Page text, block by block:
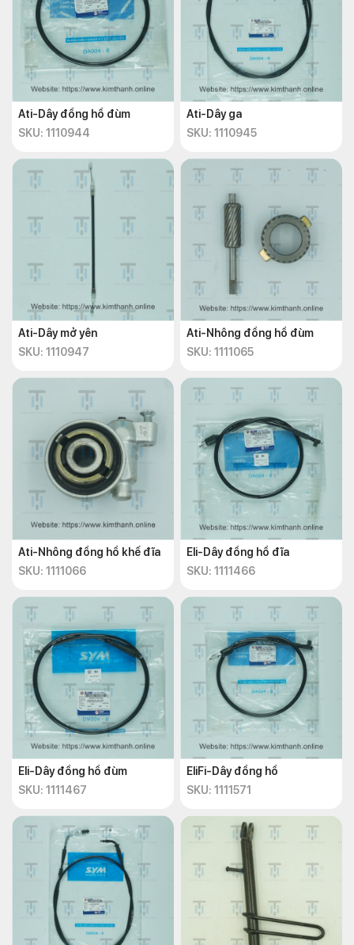
Ati-Dây đồng hồ đùm
SKU: 1110944
Ati-Dây ga
SKU: 1110945
Ati-Dây mở yên
SKU: 1110947
Ati-Nhông đồng hồ đùm
SKU: 1111065
Ati-Nhông đồng hồ khế đĩa
SKU: 1111066
Eli-Dây đồng hồ đĩa
SKU: 1111466
Eli-Dây đồng hồ đùm
SKU: 1111467
EliFi-Dây đồng hồ
SKU: 1111571